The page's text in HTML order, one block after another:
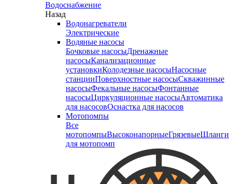
Водоснабжение
Назад
Водонагреватели
Электрические
Водяные насосы
Бочковые насосыДренажные
насосыКанализационные
установкиКолодезные насосыНасосные
станцииПоверхностные насосыСкважинные
насосыФекальные насосыФонтанные
насосыЦиркуляционные насосыАвтоматика
для насосовОснастка для насосов
Мотопомпы
Все
мотопомпыВысоконапорныеГрязевыеШланги
для мотопомп